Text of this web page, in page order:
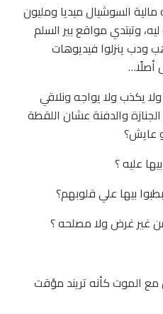
السوشيال ميديا ومليون
وتبتدي مواقع بير السلم
ينزلوا فيديوهات
أصلًا…
يكذب ولا يواجه ونلاقي
والدفنة عشان اللقطة
عايش؟
عليه ؟
بيها علي قلوبهم؟
غير غرض ولا مصلحه ؟
الموت كأنه تريند مؤقت